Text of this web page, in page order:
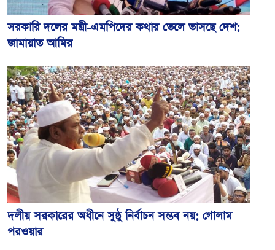
সরকারি দলের মন্ত্রী-এমপিদের কথার তেলে ভাসছে দেশ:
জামায়াত আমির
দলীয় সরকারের অধীনে সুষ্ঠু নির্বাচন সম্ভব নয়: গোলাম
পরওয়ার